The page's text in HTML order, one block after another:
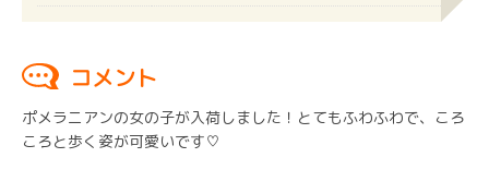
コメント
ポメラニアンの女の子が入荷しました！とてもふわふわで、ころ
ころと歩く姿が可愛いです♡